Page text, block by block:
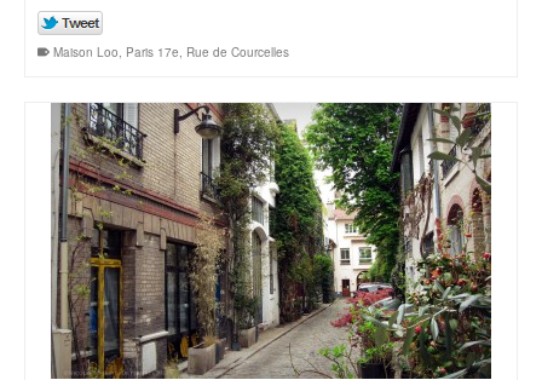
Maison Loo, Paris 17e, Rue de Courcelles